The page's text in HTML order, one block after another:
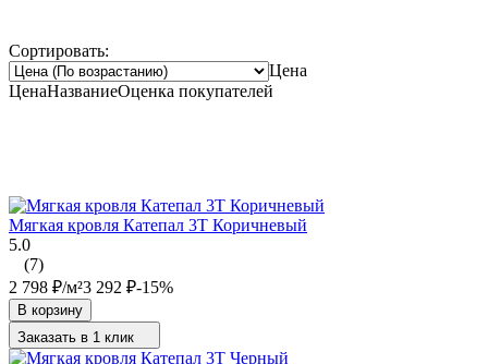
Сортировать:
Цена
ЦенаНазваниеОценка покупателей
Мягкая кровля Катепал 3T Коричневый
5.0
(7)
2 798 ₽/м²3 292 ₽-15%
В корзину
Заказать в 1 клик